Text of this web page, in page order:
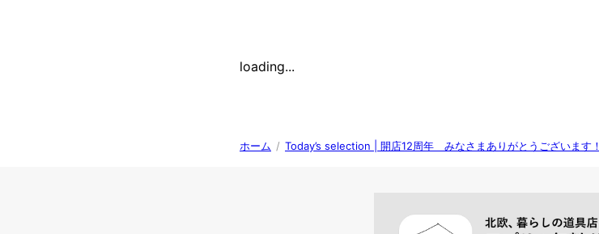
loading...
ホーム / Today’s selection | 開店12周年 みなさまありがとうございます！